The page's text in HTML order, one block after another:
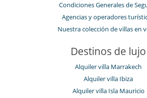
Condiciones Generales de
Agencias y operadores
Nuestra colección de villas en
Destinos de lujo
Alquiler villa Marrakech
Alquiler villa Ibiza
Alquiler villa Isla Mauricio